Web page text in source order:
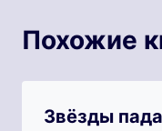
Похожие
Звёзды